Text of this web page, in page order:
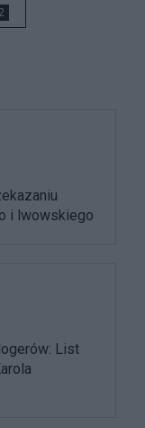
2
i lwowskiego
List